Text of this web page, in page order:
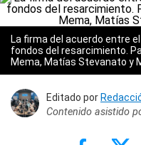
La firma del acuerdo entre
fondos del resarcimiento.
Mema, Matías Stevanato y
Editado por
Contenido asistido